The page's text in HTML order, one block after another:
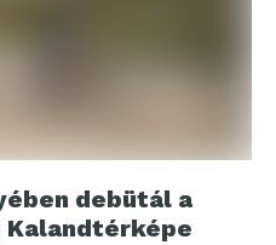
debütál a